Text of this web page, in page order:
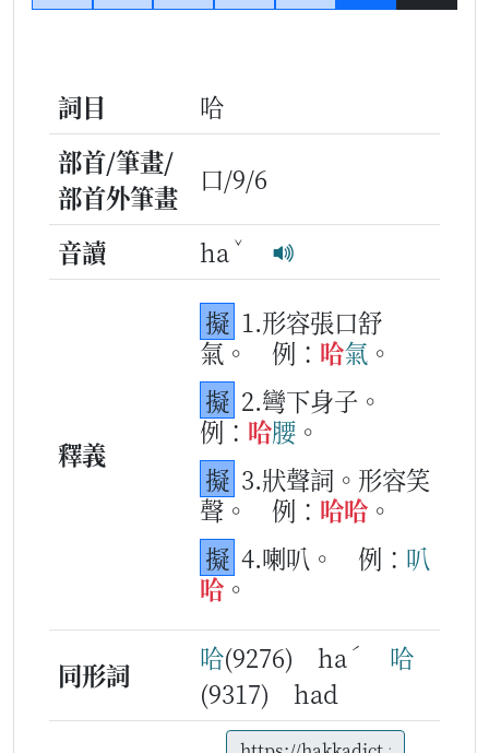
詞目
哈
部首/筆畫/
部首外筆畫
口/9/6
音讀 ha ˇ
釋義
擬 1.形容張口舒
氣。
例： 哈氣 。
擬 2.彎下身子。
例： 哈腰 。
擬 3.狀聲詞。形容笑
聲。
例： 哈哈 。
擬 4.喇叭。 例： 叭
哈。
同形詞 哈(9276) ha ˊ
哈
(9317) had